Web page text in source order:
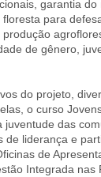
garantia do
para
de gênero,
do projeto,
o curso
juventude das
de liderança e
de
Integrada nas